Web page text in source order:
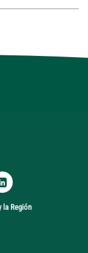
la Región